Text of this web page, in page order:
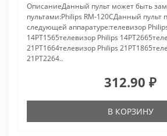
ОписаниеДанный пульт может быть
пультами:Philips RM-120CДанный пульт
следующей аппаратуре:телевизор
14PT1565телевизор Philips
21PT1664телевизор Philips
21PT2264..
312.90 ₽
В КОРЗИНУ